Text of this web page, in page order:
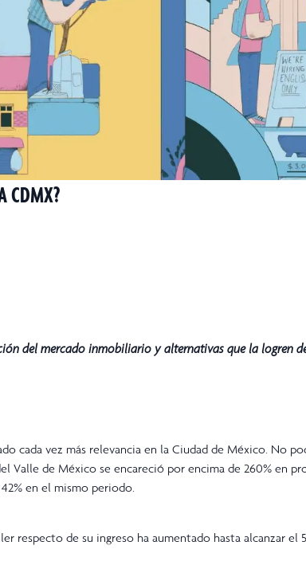
CDMX?
del mercado inmobiliario y alternativas que la logren
cada vez más relevancia en la Ciudad de México. No
Valle de México se encareció por encima de 260% en
en el mismo periodo.
respecto de su ingreso ha aumentado hasta alcanzar el